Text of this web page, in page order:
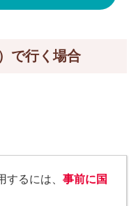
で行く場合
るには、 事前に国